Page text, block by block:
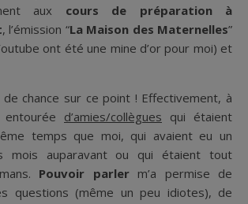
aux cours de préparation à
, l’émission “La Maison des Maternelles”
ont été une mine d’or pour moi) et
de chance sur ce point ! Effectivement, à
d’amies/collègues qui étaient
temps que moi, qui avaient eu un
mois auparavant ou qui étaient tout
Pouvoir parler m’a permise de
questions (même un peu idiotes), de